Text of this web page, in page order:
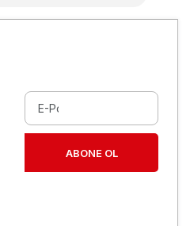
ABONE OL